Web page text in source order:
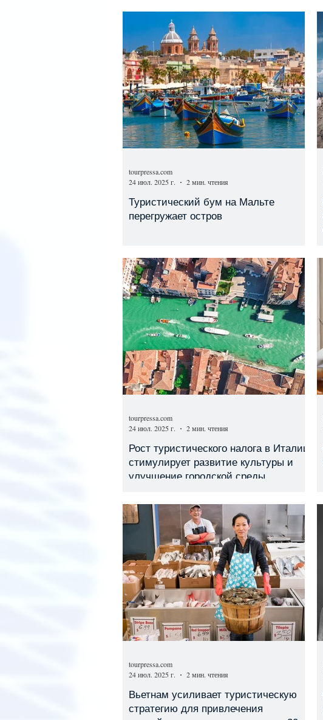
Туристический бум на Мальте
перегружает остров
tourpressa.com
24 июл. 2025 г.
2 мин. чтения
Рост туристического налога в Италии
стимулирует развитие культуры и
улучшение городской среды
tourpressa.com
24 июл. 2025 г.
2 мин. чтения
Вьетнам усиливает туристическую
стратегию для привлечения
tourpressa.com
24 июл. 2025 г.
2 мин. чтения